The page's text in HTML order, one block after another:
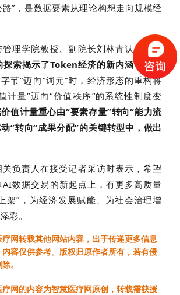
”，是数据要素从理论构想走向规模经
理学院教授、副院长刘林青认为，湖
索揭示了Token经济的新内涵：当计
节”迈向“词元”时，经济形态的重构将
计量”迈向“价值秩序”的系统性制度变
值计量重心由“要素存量”转向“能力流
”转向“成果分配”的关键转型中，做出
负责人在接受记者采访时表示，希望
数据交易的新起点上，有更多高质量
架”，为经济发展赋能、为社会治理增
彩。
网转载其他网站内容，出于传递更多信息
容仅供参考。版权归原作者所有，若有侵
。
疗网的内容为智慧医疗网原创，转载需获授